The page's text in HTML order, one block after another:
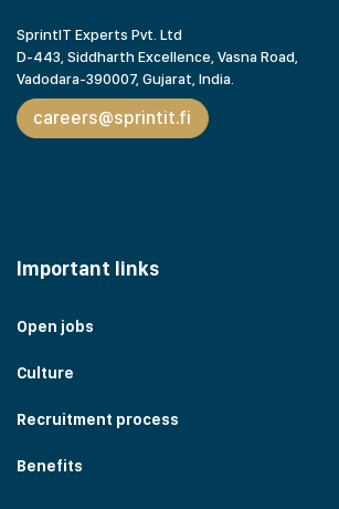
SprintIT Experts Pvt. Ltd
D-443, Siddharth Excellence, Vasna Road,
Vadodara-390007, Gujarat, India.
careers@sprintit.fi
Important links
Open jobs
Culture
Recruitment process
Benefits